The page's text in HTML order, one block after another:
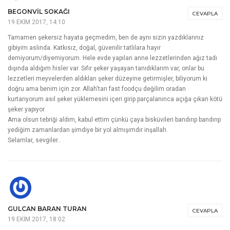
CEVAPLA
BEGONVIL SOKAĞI
19 EKIM 2017, 14:10
Tamamen şekersiz hayata geçmedim, ben de aynı sizin yazdıklarınız
gibiyim aslında. Katkısız, doğal, güvenilir tatlılara hayır
demiyorum/diyemiyorum. Hele evde yapılan anne lezzetlerinden ağız tadı
dışında aldığım hisler var. Sıfır şeker yaşayan tanıdıklarım var, onlar bu
lezzetleri meyvelerden aldıkları şeker düzeyine getirmişler, biliyorum ki
doğru ama benim için zor. Allah'tan fast foodçu değilim oradan
kurtarıyorum asıl şeker yüklemesini içeri girip parçalanınca açığa çıkan kötü
şeker yapıyor.
Ama olsun tebriği aldım, kabul ettim çünkü çaya bisküvileri bandırıp bandırıp
yediğim zamanlardan şimdiye bir yol almışımdır inşallah.
Selamlar, sevgiler..
CEVAPLA
GULCAN BARAN TURAN
19 EKIM 2017, 18:02